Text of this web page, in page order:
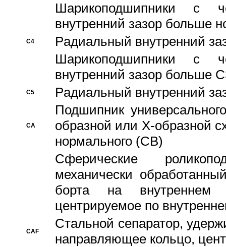
Шарикоподшипники с
внутренний зазор больше
C4
Pадиальный внутренний
Шарикоподшипники с
внутренний зазор больше
C5 Pадиальный внутренний
CA
Подшипник
образной или Х-образной
нормального (CB)
Сферические
механически
борта на внутреннем
центрируемое по
CAF
Стальной сепаратор,
направляющее кольцо,